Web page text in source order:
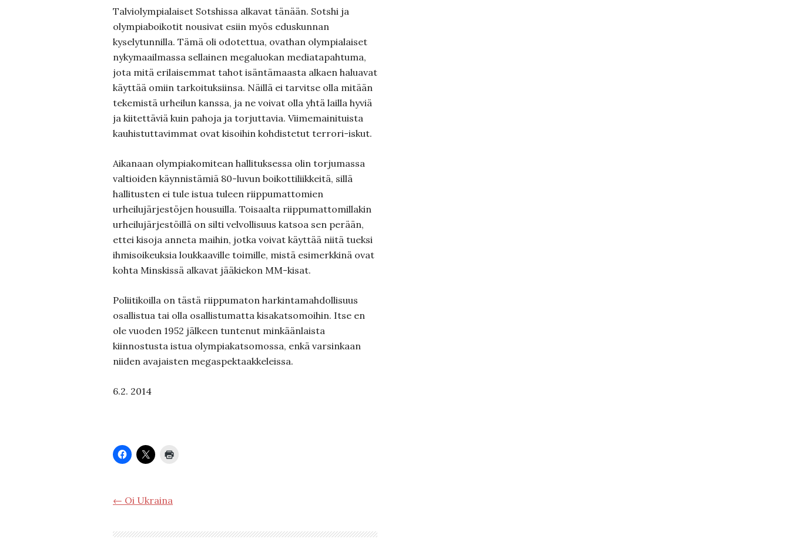
Talviolympialaiset Sotshissa alkavat tänään. Sotshi ja
olympiaboikotit nousivat esiin myös eduskunnan
kyselytunnilla. Tämä oli odotettua, ovathan olympialaiset
nykymaailmassa sellainen megaluokan mediatapahtuma,
jota mitä erilaisemmat tahot isäntämaasta alkaen haluavat
käyttää omiin tarkoituksiinsa. Näillä ei tarvitse olla mitään
tekemistä urheilun kanssa, ja ne voivat olla yhtä lailla hyviä
ja kiitettäviä kuin pahoja ja torjuttavia. Viimemainituista
kauhistuttavimmat ovat kisoihin kohdistetut terrori-iskut.
Aikanaan olympiakomitean hallituksessa olin torjumassa
valtioiden käynnistämiä 80-luvun boikottiliikkeitä, sillä
hallitusten ei tule istua tuleen riippumattomien
urheilujärjestöjen housuilla. Toisaalta riippumattomillakin
urheilujärjestöillä on silti velvollisuus katsoa sen perään,
ettei kisoja anneta maihin, jotka voivat käyttää niitä tueksi
ihmisoikeuksia loukkaaville toimille, mistä esimerkkinä ovat
kohta Minskissä alkavat jääkiekon MM-kisat.
Poliitikoilla on tästä riippumaton harkintamahdollisuus
osallistua tai olla osallistumatta kisakatsomoihin. Itse en
ole vuoden 1952 jälkeen tuntenut minkäänlaista
kiinnostusta istua olympiakatsomossa, enkä varsinkaan
niiden avajaisten megaspektaakkeleissa.
6.2. 2014
← Oi Ukraina